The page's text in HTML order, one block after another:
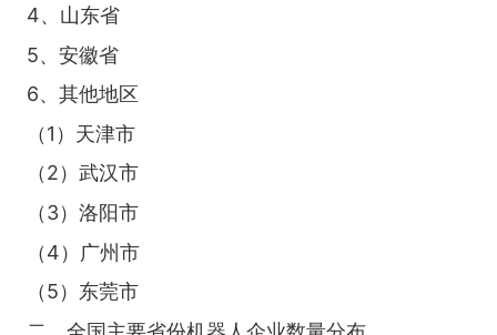
4、山东省
5、安徽省
6、其他地区
（1）天津市
（2）武汉市
（3）洛阳市
（4）广州市
（5）东莞市